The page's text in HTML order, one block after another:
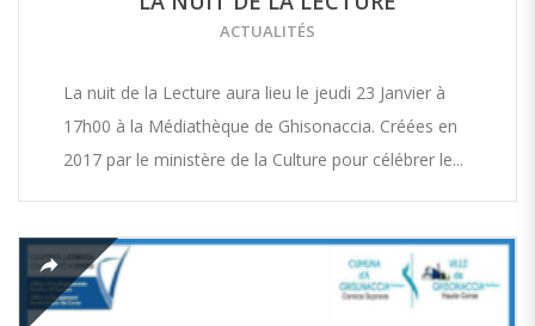
ACTUALITÉS
La nuit de la Lecture aura lieu le jeudi 23 Janvier à
17h00 à la Médiathèque de Ghisonaccia. Créées en
2017 par le ministère de la Culture pour célébrer le...